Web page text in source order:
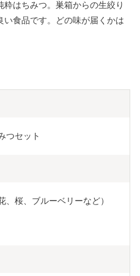
はちみつ。巣箱からの生絞り
い食品です。どの味が届くかは
つセット
桜、ブルーベリーなど）